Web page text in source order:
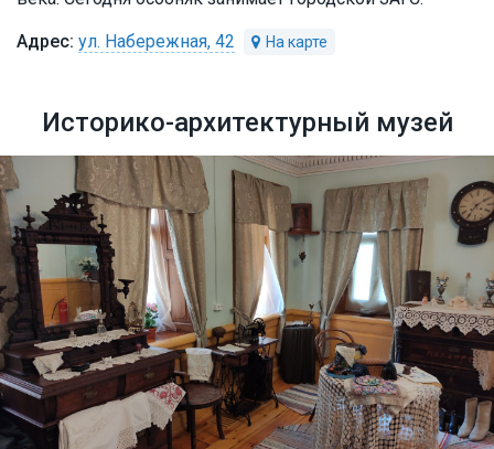
ул. Набережная, 42
Историко-архитектурный музей